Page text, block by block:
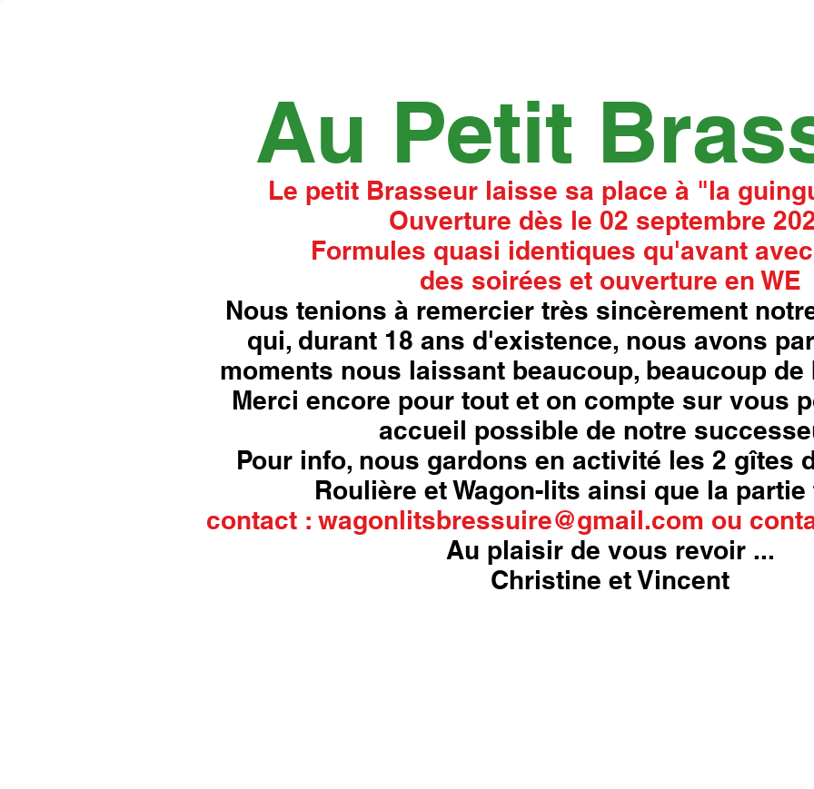
Au Petit
Le petit Brasseur laisse sa place à "la
Ouverture dès le 02 septembre
Formules quasi identiques qu'avant
des soirées et ouverture en WE
Nous tenions à remercier très sincèrement
qui, durant 18 ans d'existence, nous avons
moments nous laissant beaucoup, beaucoup
Merci encore pour tout et on compte sur vous
accueil possible de notre
Pour info, nous gardons en activité les 2 gîtes
Roulière et Wagon-lits ainsi que la partie
contact : wagonlitsbressuire@gmail.com ou
Au plaisir de vous revoir ...
Christine et Vincent